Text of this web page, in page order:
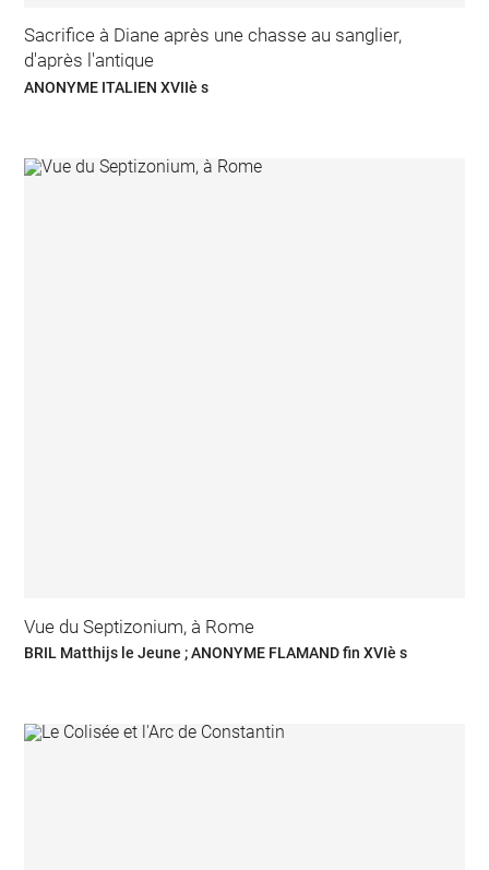
Sacrifice à Diane après une chasse au sanglier,
d'après l'antique
ANONYME ITALIEN XVIIè s
Vue du Septizonium, à Rome
BRIL Matthijs le Jeune ; ANONYME FLAMAND fin XVIè s